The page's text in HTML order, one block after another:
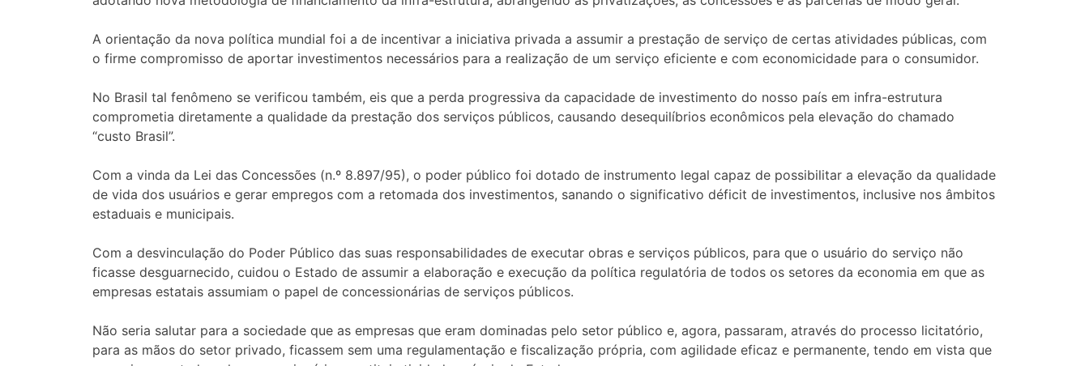
A orientação da nova política mundial foi a de incentivar a iniciativa privada a assumir a prestação de serviço de certas atividades públicas, com
o firme compromisso de aportar investimentos necessários para a realização de um serviço eficiente e com economicidade para o consumidor.
No Brasil tal fenômeno se verificou também, eis que a perda progressiva da capacidade de investimento do nosso país em infra-estrutura
comprometia diretamente a qualidade da prestação dos serviços públicos, causando desequilíbrios econômicos pela elevação do chamado
“custo Brasil”.
Com a vinda da Lei das Concessões (n.º 8.897/95), o poder público foi dotado de instrumento legal capaz de possibilitar a elevação da qualidade
de vida dos usuários e gerar empregos com a retomada dos investimentos, sanando o significativo déficit de investimentos, inclusive nos âmbitos
estaduais e municipais.
Com a desvinculação do Poder Público das suas responsabilidades de executar obras e serviços públicos, para que o usuário do serviço não
ficasse desguarnecido, cuidou o Estado de assumir a elaboração e execução da política regulatória de todos os setores da economia em que as
empresas estatais assumiam o papel de concessionárias de serviços públicos.
Não seria salutar para a sociedade que as empresas que eram dominadas pelo setor público e, agora, passaram, através do processo licitatório,
para as mãos do setor privado, ficassem sem uma regulamentação e fiscalização própria, com agilidade eficaz e permanente, tendo em vista que